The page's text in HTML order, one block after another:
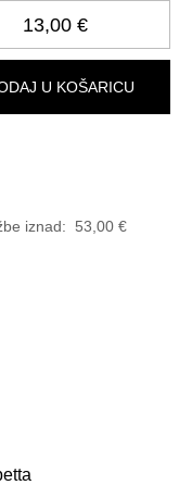
13,00 €
U KOŠARICU
iznad: 53,00 €